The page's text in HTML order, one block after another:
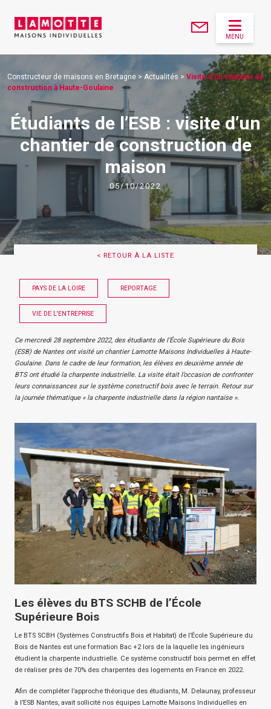
MENU
Constructeur de maisons en Bretagne > Actualités > Visite d'un chantier de
construction à Haute-Goulaine
Étudiants de l’ESB : visite d’un
chantier de construction de
maison
05/10/2022
< RETOUR À LA LISTE
PAYS DE LA LOIRE REPORTAGE
VIE DE L'ENTREPRISE
Ce mercredi 28 septembre 2022, des étudiants de l’École Supérieure du Bois
(ESB) de Nantes ont visité un chantier Lamotte Maisons Individuelles à Haute-
Goulaine. Dans le cadre de leur formation, les élèves en deuxième année de
BTS ont étudié la charpente industrielle. La visite était l’occasion de confronter
leurs connaissances sur le système constructif bois avec le terrain. Retour sur
la journée thématique « la charpente industrielle dans la région nantaise ».
Les élèves du BTS SCHB de l’École
Supérieure Bois
Le BTS SCBH (Systèmes Constructifs Bois et Habitat) de l’École Supérieure du
Bois de Nantes est une formation Bac +2 lors de la laquelle les ingénieurs
étudient la charpente industrielle. Ce système constructif bois permet en effet
de réaliser près de 70% des charpentes des logements en France en 2022.
Afin de compléter l’approche théorique des étudiants, M. Delaunay, professeur
à l’ESB Nantes, avait sollicité nos équipes Lamotte Maisons Individuelles en